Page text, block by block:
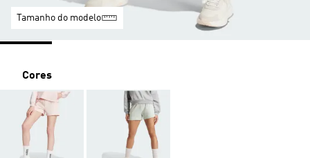
Tamanho do modelo
Cores